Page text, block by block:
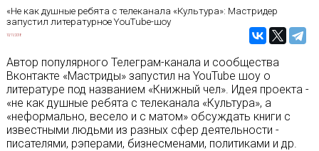
«Не как душные ребята с телеканала «Культура»: Мастридер
запустил литературное YouTube-шоу
10/11/2018
Автор популярного Телеграм-канала и сообщества
Вконтакте «Мастриды» запустил на YouTube шоу о
литературе под названием «Книжный чел». Идея проекта -
«не как душные ребята с телеканала «Культура», а
«неформально, весело и с матом» обсуждать книги с
известными людьми из разных сфер деятельности -
писателями, рэперами, бизнесменами, политиками и др.